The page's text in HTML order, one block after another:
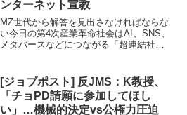
ンターネット宣教
MZ世代から解答を見出さなければならな
い今日の第4次産業革命社会はAI、SNS、
メタバースなどにつながる「超連結社
あることを否定できない。そのため、未
来産業だけでなく...
[ジョブポスト] 反JMS：K教授、
「チョPD請願に参加してほし
い」…機械的決定vs公権力圧迫